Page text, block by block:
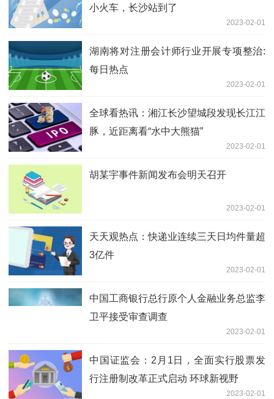
小火车，长沙站到了
2023-02-01
湖南将对注册会计师行业开展专项整治:
每日热点
2023-02-01
全球看热讯：湘江长沙望城段发现长江江
豚，近距离看“水中大熊猫”
2023-02-01
胡某宇事件新闻发布会明天召开
2023-02-01
天天观热点：快递业连续三天日均件量超
3亿件
2023-02-01
中国工商银行总行原个人金融业务总监李
卫平接受审查调查
2023-02-01
中国证监会：2月1日，全面实行股票发
行注册制改革正式启动 环球新视野
2023-02-01